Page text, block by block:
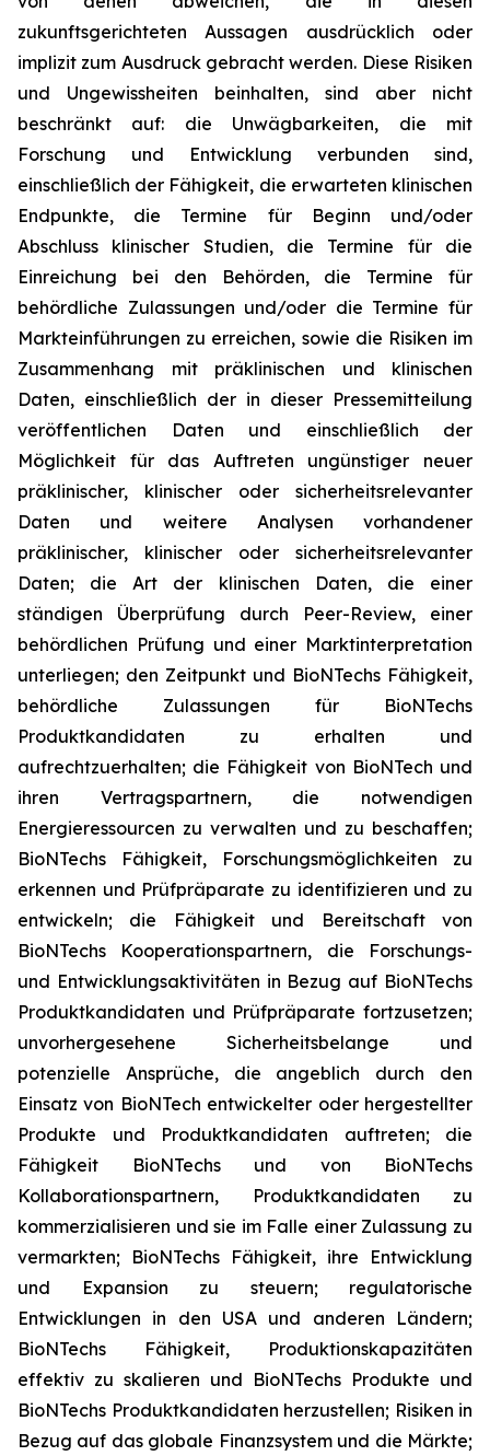
zukunftsgerichteten Aussagen ausdrücklich oder
implizit zum Ausdruck gebracht werden. Diese Risiken
und Ungewissheiten beinhalten, sind aber nicht
beschränkt auf: die Unwägbarkeiten, die mit
Forschung und Entwicklung verbunden sind,
einschließlich der Fähigkeit, die erwarteten klinischen
Endpunkte, die Termine für Beginn und/oder
Abschluss klinischer Studien, die Termine für die
Einreichung bei den Behörden, die Termine für
behördliche Zulassungen und/oder die Termine für
Markteinführungen zu erreichen, sowie die Risiken im
Zusammenhang mit präklinischen und klinischen
Daten, einschließlich der in dieser Pressemitteilung
veröffentlichen Daten und einschließlich der
Möglichkeit für das Auftreten ungünstiger neuer
präklinischer, klinischer oder sicherheitsrelevanter
Daten und weitere Analysen vorhandener
präklinischer, klinischer oder sicherheitsrelevanter
Daten; die Art der klinischen Daten, die einer
ständigen Überprüfung durch Peer-Review, einer
behördlichen Prüfung und einer Marktinterpretation
unterliegen; den Zeitpunkt und BioNTechs Fähigkeit,
behördliche Zulassungen für BioNTechs
Produktkandidaten zu erhalten und
aufrechtzuerhalten; die Fähigkeit von BioNTech und
ihren Vertragspartnern, die notwendigen
Energieressourcen zu verwalten und zu beschaffen;
BioNTechs Fähigkeit, Forschungsmöglichkeiten zu
erkennen und Prüfpräparate zu identifizieren und zu
entwickeln; die Fähigkeit und Bereitschaft von
BioNTechs Kooperationspartnern, die Forschungs-
und Entwicklungsaktivitäten in Bezug auf BioNTechs
Produktkandidaten und Prüfpräparate fortzusetzen;
unvorhergesehene Sicherheitsbelange und
potenzielle Ansprüche, die angeblich durch den
Einsatz von BioNTech entwickelter oder hergestellter
Produkte und Produktkandidaten auftreten; die
Fähigkeit BioNTechs und von BioNTechs
Kollaborationspartnern, Produktkandidaten zu
kommerzialisieren und sie im Falle einer Zulassung zu
vermarkten; BioNTechs Fähigkeit, ihre Entwicklung
und Expansion zu steuern; regulatorische
Entwicklungen in den USA und anderen Ländern;
BioNTechs Fähigkeit, Produktionskapazitäten
effektiv zu skalieren und BioNTechs Produkte und
BioNTechs Produktkandidaten herzustellen; Risiken in
Bezug auf das globale Finanzsystem und die Märkte;